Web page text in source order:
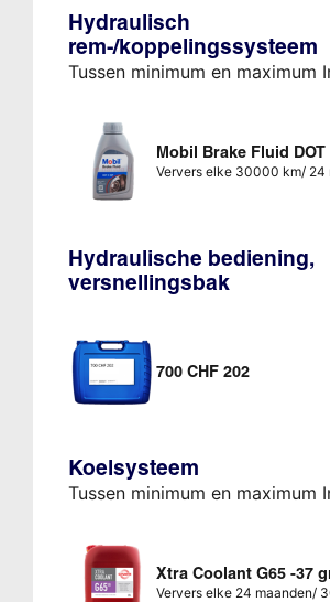
Hydraulisch
rem-/koppelingssysteem
Tussen minimum en maximum
Mobil Brake Fluid DOT
Ververs elke 30000 km/ 24
Hydraulische bediening,
versnellingsbak
700 CHF 202
Koelsysteem
Tussen minimum en maximum
Xtra Coolant G65 -37
Ververs elke 24 maanden/